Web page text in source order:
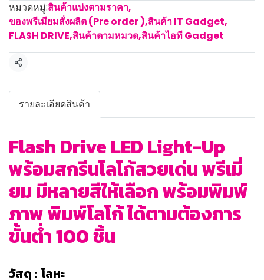
หมวดหมู่:สินค้าแบ่งตามราคา,
ของพรีเมียมสั่งผลิต (Pre order ),สินค้า IT Gadget,
FLASH DRIVE,สินค้าตามหมวด,สินค้าไอที Gadget
แชร์
รายละเอียดสินค้า
Flash Drive LED Light-Up
พร้อมสกรีนโลโก้สวยเด่น พรีเมี่
ยม มีหลายสีให้เลือก พร้อมพิมพ์
ภาพ พิมพ์โลโก้ ได้ตามต้องการ
ขั้นต่ำ 100 ชิ้น
วัสดุ : โลหะ